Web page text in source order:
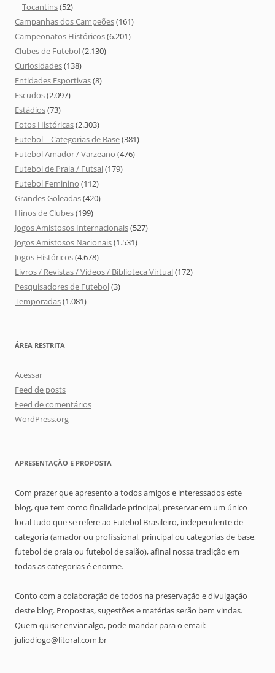
Tocantins(52)
Campanhas dos Campeões(161)
Campeonatos Históricos(6.201)
Clubes de Futebol(2.130)
Curiosidades(138)
Entidades Esportivas(8)
Escudos(2.097)
Estádios(73)
Fotos Históricas(2.303)
Futebol – Categorias de Base(381)
Futebol Amador / Varzeano (476)
Futebol de Praia / Futsal(179)
Futebol Feminino (112)
Grandes Goleadas(420)
Hinos de Clubes(199)
Jogos Amistosos Internacionais(527)
Jogos Amistosos Nacionais(1.531)
Jogos Históricos(4.678)
Livros / Revistas / Vídeos / Biblioteca Virtual(172)
Pesquisadores de Futebol(3)
Temporadas(1.081)
ÁREA RESTRITA
Acessar
Feed de posts
Feed de comentários
WordPress.org
APRESENTAÇÃO E PROPOSTA
Com prazer que apresento a todos amigos e interessados este
blog, que tem como finalidade principal, preservar em um único
local tudo que se refere ao Futebol Brasileiro, independente de
categoria (amador ou profissional, principal ou categorias de base,
futebol de praia ou futebol de salão), afinal nossa tradição em
todas as categorias é enorme.
Conto com a colaboração de todos na preservação e divulgação
deste blog. Propostas, sugestões e matérias serão bem vindas.
Quem quiser enviar algo, pode mandar para o email:
juliodiogo@litoral.com.br